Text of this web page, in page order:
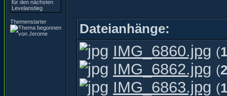
Themenstarter Dateianhänge:
IMG_6860.jpg (
IMG_6862.jpg (
IMG_6863.jpg (